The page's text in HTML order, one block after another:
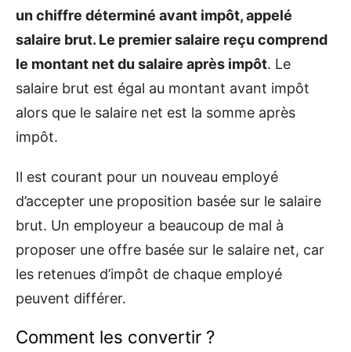
un chiffre déterminé avant impôt, appelé
salaire brut. Le premier salaire reçu comprend
le montant net du salaire après impôt. Le
salaire brut est égal au montant avant impôt
alors que le salaire net est la somme après
impôt.
Il est courant pour un nouveau employé
d’accepter une proposition basée sur le salaire
brut. Un employeur a beaucoup de mal à
proposer une offre basée sur le salaire net, car
les retenues d’impôt de chaque employé
peuvent différer.
Comment les convertir ?